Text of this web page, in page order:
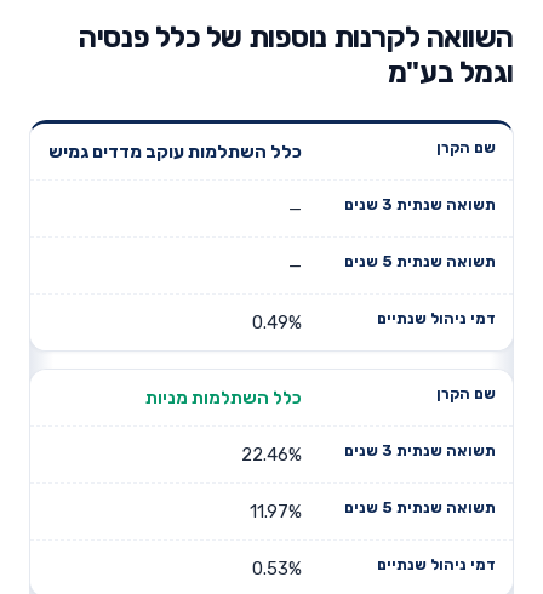
השוואה לקרנות נוספות של כלל פנסיה
וגמל בע"מ
שנים
תשואה
דמי ניהול
כלל השתלמות עוקב מדדים גמיש
—
—
0.49%
כלל השתלמות מניות
22.46%
11.97%
0.53%